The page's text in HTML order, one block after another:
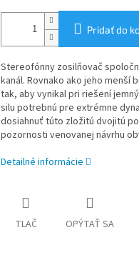
Pridať do
Stereofónny zosilňovač
kanál. Rovnako ako jeho menší
tak, aby vynikal pri riešení
silu potrebnú pre extrémne
dosiahnuť túto zložitú dvojitú
pozornosti venovanej návrhu
Detailné informácie
TLAČ OPÝTAŤ SA